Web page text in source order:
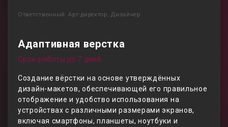
Ответственный: Арт-директор, Дизайнер
Адаптивная верстка
Срок работы до 7 дней
Создание вёрстки на основе утверждённых
дизайн-макетов, обеспечивающей его правильное
отображение и удобство использования на
устройствах с различными размерами экранов,
включая смартфоны, планшеты, ноутбуки и